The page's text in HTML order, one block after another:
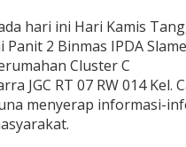
B
i
n
m
a
s
P
o
hari ini Hari Kamis
Panit 2 Binmas IPDA
Cluster C
JGC RT 07 RW 014
menyerap informasi-